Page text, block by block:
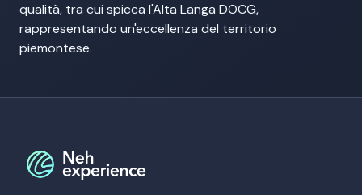
qualità, tra cui spicca l'Alta Langa DOCG,
rappresentando un'eccellenza del territorio
piemontese.